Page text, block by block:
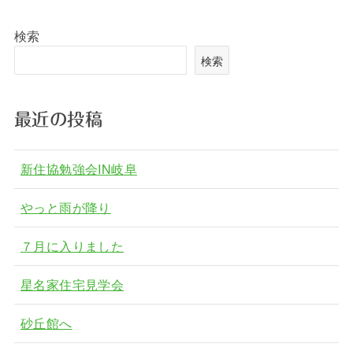
検索
検索
最近の投稿
新住協勉強会IN岐阜
やっと雨が降り
７月に入りました
星名家住宅見学会
砂丘館へ